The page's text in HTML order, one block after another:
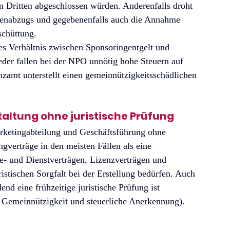
Dritten abgeschlossen würden. Anderenfalls droht
und gegebenenfalls auch die Annahme
Verhältnis zwischen Sponsoringentgelt und
fallen bei der NPO unnötig hohe Steuern auf
unterstellt einen gemeinnützigkeitsschädlichen
ohne juristische Prüfung
und Geschäftsführung ohne
in den meisten Fällen als eine
und Dienstverträgen, Lizenzverträgen und
Sorgfalt bei der Erstellung bedürfen. Auch
eine frühzeitige juristische Prüfung ist
und steuerliche Anerkennung).